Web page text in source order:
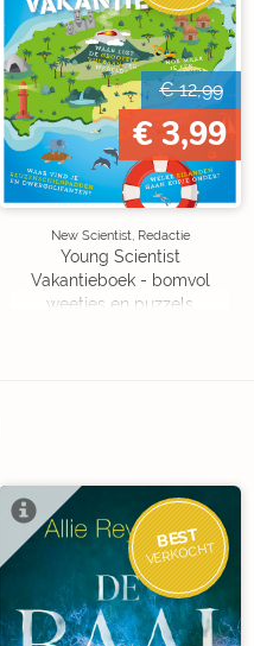
€ 12,99
€ 3,99
New Scientist, Redactie
Young Scientist
Vakantieboek - bomvol
weetjes en puzzels
BEST
VERKOCHT